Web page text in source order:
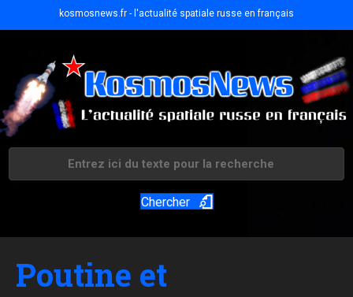
kosmosnews.fr - l'actualité spatiale russe en français
Chercher
Poutine et